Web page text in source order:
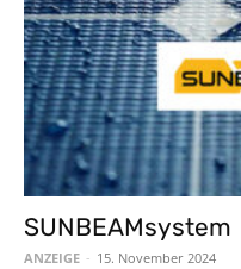
SUNBEAMsystem
ANZEIGE - 15. November 2024